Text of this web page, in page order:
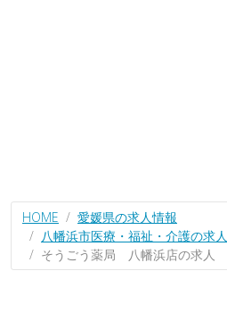
HOME
愛媛県の求人情報
八幡浜市医療・福祉・介護の求人
そうごう薬局 八幡浜店の求人